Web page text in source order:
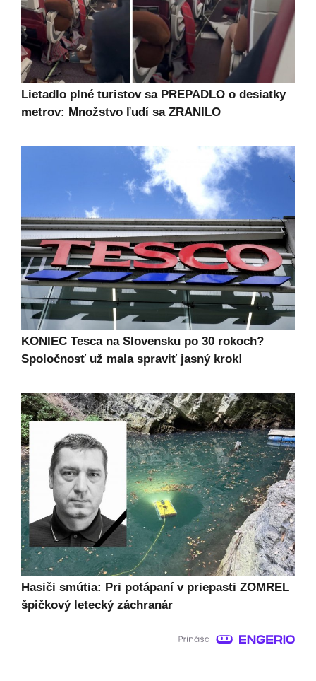
Lietadlo plné turistov sa PREPADLO o desiatky
metrov: Množstvo ľudí sa ZRANILO
KONIEC Tesca na Slovensku po 30 rokoch?
Spoločnosť už mala spraviť jasný krok!
Hasiči smútia: Pri potápaní v priepasti ZOMREL
špičkový letecký záchranár